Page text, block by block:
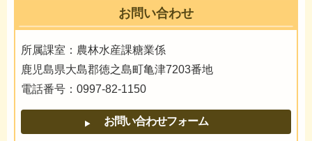
お問い合わせ
所属課室：農林水産課糖業係
鹿児島県大島郡徳之島町亀津7203番地
電話番号：0997-82-1150